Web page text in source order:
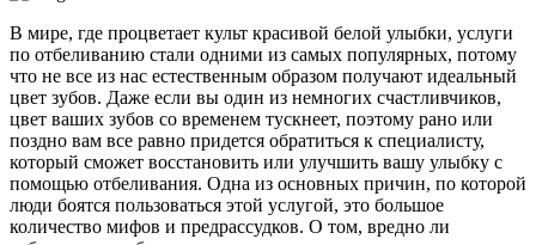
В мире, где процветает культ красивой белой улыбки, услуги
по отбеливанию стали одними из самых популярных, потому
что не все из нас естественным образом получают идеальный
цвет зубов. Даже если вы один из немногих счастливчиков,
цвет ваших зубов со временем тускнеет, поэтому рано или
поздно вам все равно придется обратиться к специалисту,
который сможет восстановить или улучшить вашу улыбку с
помощью отбеливания. Одна из основных причин, по которой
люди боятся пользоваться этой услугой, это большое
количество мифов и предрассудков. О том, вредно ли